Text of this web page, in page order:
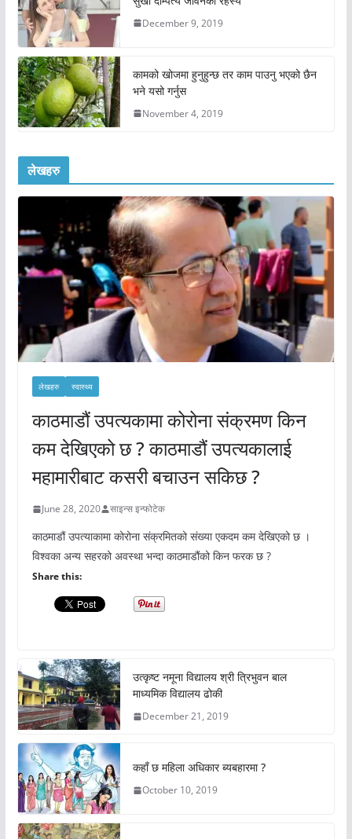
December 9, 2019
कामको खोजमा हुनुहुन्छ तर काम पाउनु भएको छैन
भने यसो गर्नुस
November 4, 2019
लेखहरु
लेखहरु स्वास्थ्य
काठमाडौं उपत्यकामा कोरोना संक्रमण किन
कम देखिएको छ ? काठमाडौं उपत्यकालाई
महामारीबाट कसरी बचाउन सकिछ ?
June 28, 2020 साइन्स इन्फोटेक
काठमाडौं उपत्याकामा कोरोना संक्रमितको संख्या एकदम कम देखिएको छ ।
विश्वका अन्य सहरको अवस्था भन्दा काठमाडौंको किन फरक छ ?
Share this:
उत्कृष्ट नमूना विद्यालय श्री त्रिभुवन बाल
माध्यमिक विद्यालय ढोकी
December 21, 2019
कहाँ छ महिला अधिकार ब्यबहारमा ?
October 10, 2019